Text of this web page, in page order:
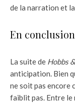
de la narration et
En conclusion
La suite de Hobbs
anticipation. Bien
ne soit pas encore
faiblit pas. Entre le